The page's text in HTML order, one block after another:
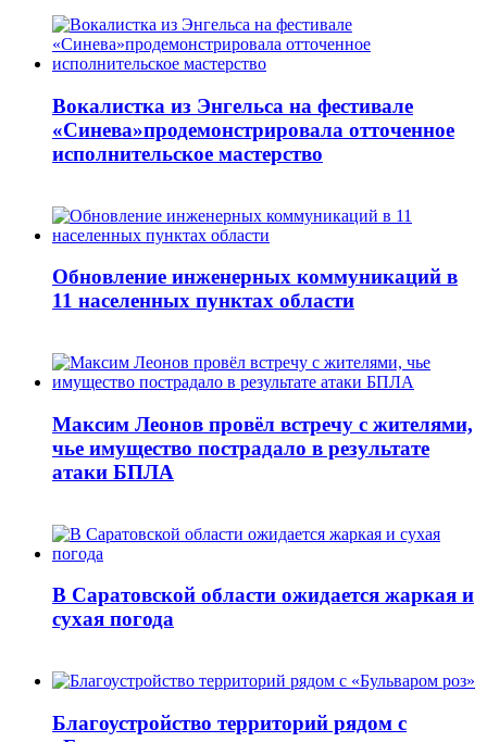
Вокалистка из Энгельса на фестивале
«Синева»продемонстрировала отточенное
исполнительское мастерство
Обновление инженерных коммуникаций в
11 населенных пунктах области
Максим Леонов провёл встречу с жителями,
чье имущество пострадало в результате
атаки БПЛА
В Саратовской области ожидается жаркая и
сухая погода
Благоустройство территорий рядом с